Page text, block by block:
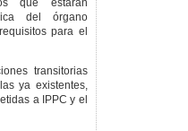
del órgano
para el
transitorias
ya existentes,
a IPPC y el